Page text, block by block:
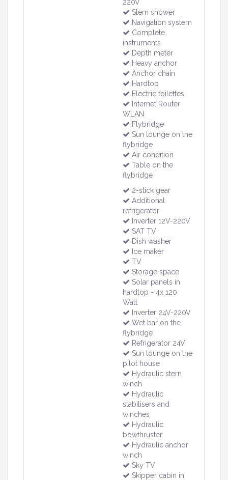
220V
Stern shower
Navigation system
Complete
instruments
Depth meter
Heavy anchor
Anchor chain
Hardtop
Electric toilettes
Internet Router
WLAN
Flybridge
Sun lounge on the
flybridge
Air condition
Table on the
flybridge
2-stick gear
Additional
refrigerator
Inverter 12V-220V
SAT TV
Dish washer
Ice maker
TV
Storage space
Solar panels in
hardtop - 4x 120
Watt
Inverter 24V-220V
Wet bar on the
flybridge
Refrigerator 24V
Sun lounge on the
pilot house
Hydraulic stern
winch
Hydraulic
stabilisers and
winches
Hydraulic
bowthruster
Hydraulic anchor
winch
Sky TV
Skipper cabin in